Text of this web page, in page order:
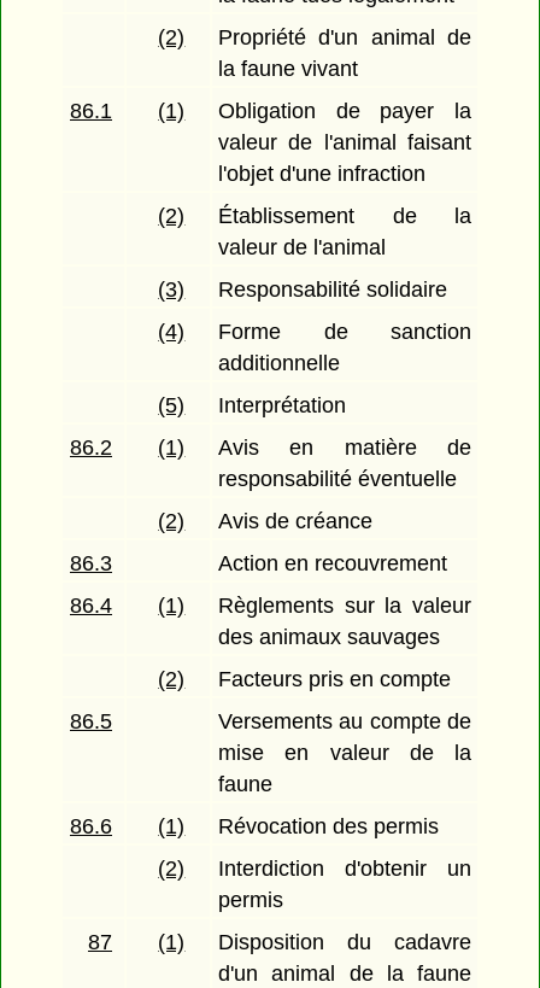
(2)
Propriété d'un animal de
la faune vivant
86.1
(1)
Obligation de payer la
valeur de l'animal faisant
l'objet d'une infraction
(2)
Établissement de la
valeur de l'animal
(3)
Responsabilité solidaire
(4)
Forme de sanction
additionnelle
(5)
Interprétation
86.2
(1)
Avis en matière de
responsabilité éventuelle
(2)
Avis de créance
86.3
Action en recouvrement
86.4
(1)
Règlements sur la valeur
des animaux sauvages
(2)
Facteurs pris en compte
86.5
Versements au compte de
mise en valeur de la
faune
86.6
(1)
Révocation des permis
(2)
Interdiction d'obtenir un
permis
87
(1)
Disposition du cadavre
d'un animal de la faune